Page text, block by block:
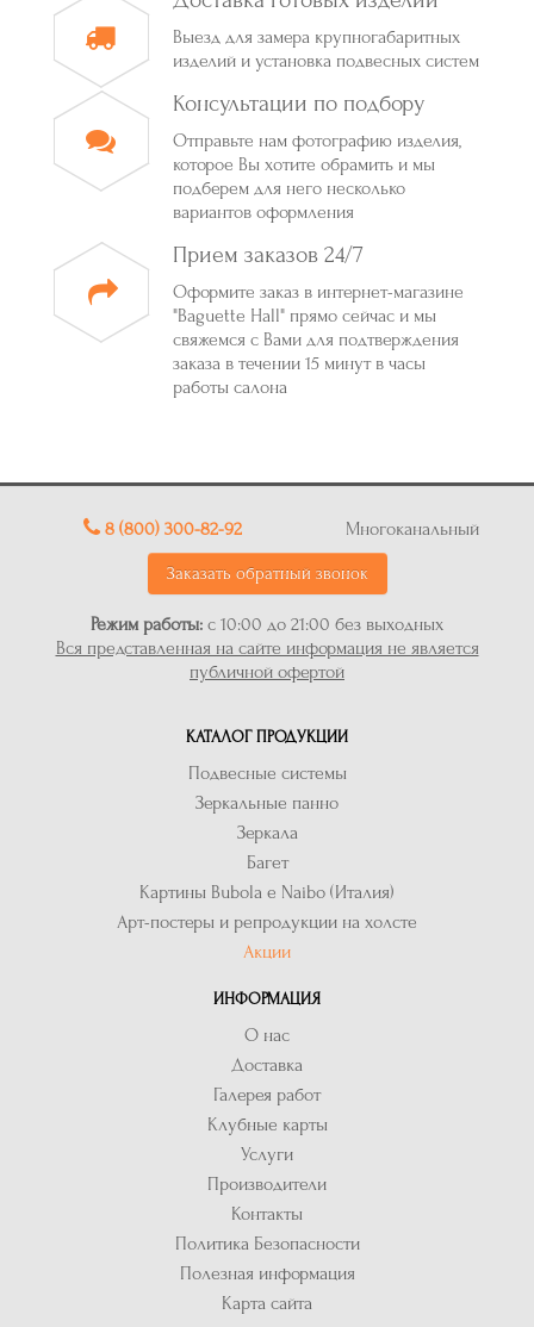
Выезд для замера крупногабаритных
изделий и установка подвесных систем
Консультации по подбору
Отправьте нам фотографию изделия,
которое Вы хотите обрамить и мы
подберем для него несколько
вариантов оформления
Прием заказов 24/7
Оформите заказ в интернет-магазине
"Baguette Hall" прямо сейчас и мы
свяжемся с Вами для подтверждения
заказа в течении 15 минут в часы
работы салона
8 (800) 300-82-92 Многоканальный
Заказать обратный звонок
Режим работы: с 10:00 до 21:00 без выходных
Вся представленная на сайте информация не является
публичной офертой
КАТАЛОГ ПРОДУКЦИИ
Подвесные системы
Зеркальные панно
Зеркала
Багет
Картины Bubola e Naibo (Италия)
Арт-постеры и репродукции на холсте
Акции
ИНФОРМАЦИЯ
О нас
Доставка
Галерея работ
Клубные карты
Услуги
Производители
Контакты
Политика Безопасности
Полезная информация
Карта сайта